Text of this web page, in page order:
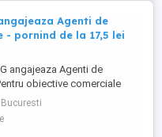
Agenti de
- pornind de la 17,5 lei
angajeaza Agenti de
obiective comerciale
haine din mall-urile din
apel la numarul din
Park Lake, metrou Dristor